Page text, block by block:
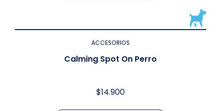
ACCESORIOS
Calming Spot On Perro
$14.900